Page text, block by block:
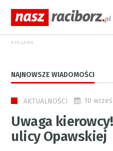
REKLAMA
NAJNOWSZE WIADOMOŚCI
AKTUALNOŚCI 10
Uwaga
ulicy Opawskiej